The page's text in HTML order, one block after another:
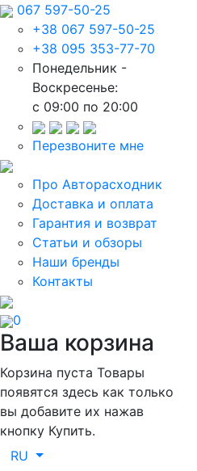
067 597-50-25
+38 067 597-50-25
+38 095 353-77-70
Понедельник -
Воскресенье:
c 09:00 по 20:00
Перезвоните мне
Про Авторасходник
Доставка и оплата
Гарантия и возврат
Статьи и обзоры
Наши бренды
Контакты
0
Ваша корзина
Корзина пустаТовары
появятся здесь как только
вы добавите их нажав
кнопку Купить.
RU